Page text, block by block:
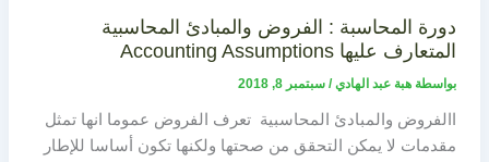
دورة المحاسبة : الفروض والمبادئ المحاسبية
المتعارف عليها Accounting Assumptions
بواسطة هبة عبد الهادي/ سبتمبر 8, 2018
االفروض والمبادئ المحاسبية تعرف الفروض عموما انها تمثل
مقدمات لا يمكن التحقق من صحتها ولكنها تكون أساسا للإطار